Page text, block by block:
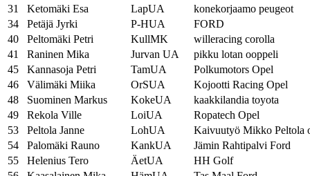
31
Ketomäki Esa LapUA
konekorjaamo peugeot
34
Petäjä Jyrki P-HUA
FORD
40
Peltomäki Petri KullMK
willeracing corolla
41
Raninen Mika Jurvan UA
pikku lotan ooppeli
45
Kannasoja Petri TamUA
Polkumotors Opel
46
Välimäki Miika OrSUA
Kojootti Racing Opel
48
Suominen Markus KokeUA
kaakkilandia toyota
49
Rekola Ville LoiUA
Ropatech Opel
53
Peltola Janne LohUA
Kaivuutyö Mikko Peltola
54
Palomäki Rauno KankUA
Jämin Rahtipalvi Ford
55
Helenius Tero ÄetUA
HH Golf